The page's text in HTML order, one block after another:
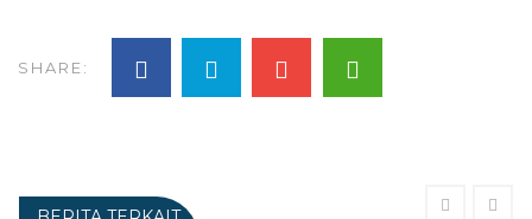
SHARE: